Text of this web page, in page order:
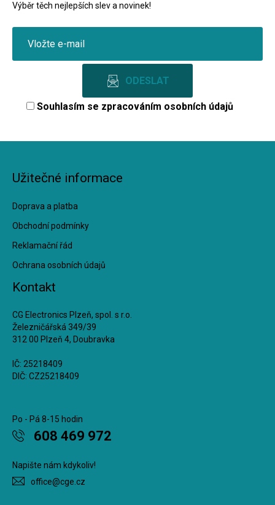
Výběr těch nejlepších slev a novinek!
Souhlasím se zpracováním osobních údajů
Užitečné informace
Doprava a platba
Obchodní podmínky
Reklamační řád
Ochrana osobních údajů
Kontakt
CG Electronics Plzeň, spol. s r.o.
Železničářská 349/39
312 00 Plzeň 4, Doubravka
IČ: 25218409
DIČ: CZ25218409
Po - Pá 8-15 hodin
608 469 972
Napište nám kdykoliv!
office@cge.cz